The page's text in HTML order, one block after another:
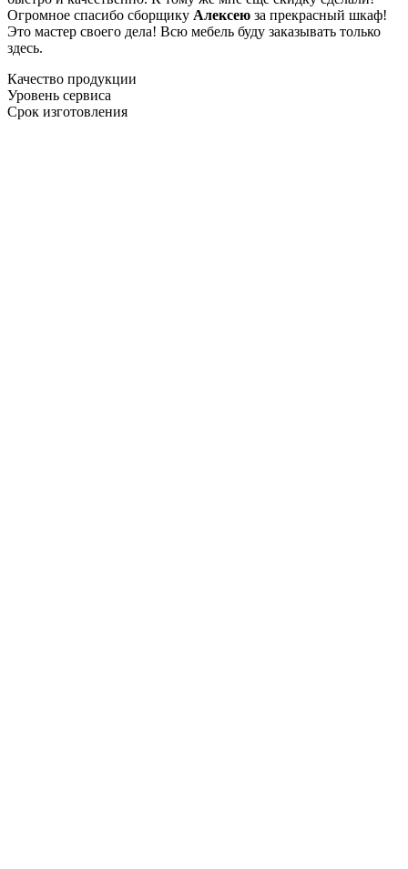
Огромное спасибо сборщику Алексею за прекрасный шкаф!
Это мастер своего дела! Всю мебель буду заказывать только
здесь.
Качество продукции
Уровень сервиса
Срок изготовления